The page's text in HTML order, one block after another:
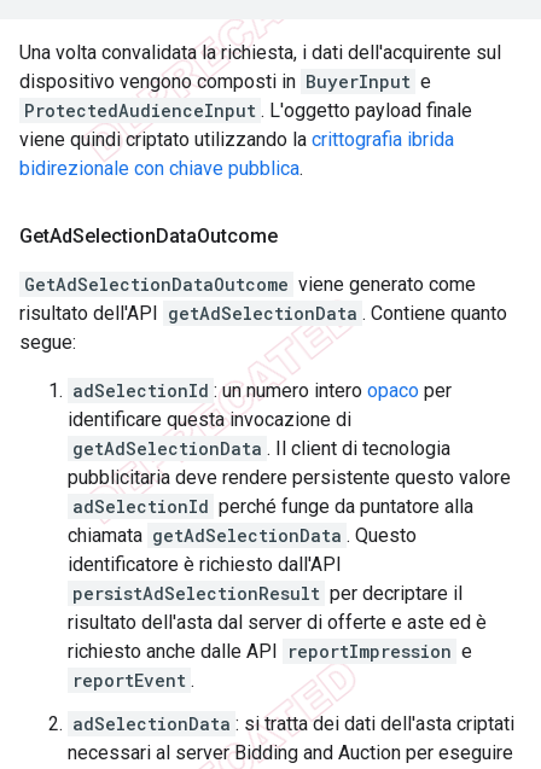
Una volta convalidata la richiesta, i dati dell'acquirente sul
dispositivo vengono composti in BuyerInput e
ProtectedAudienceInput . L'oggetto payload finale
viene quindi criptato utilizzando la crittografia ibrida
bidirezionale con chiave pubblica.
GetAdSelectionDataOutcome
GetAdSelectionDataOutcome viene generato come
risultato dell'API getAdSelectionData . Contiene quanto
segue:
adSelectionId : un numero intero opaco per
identificare questa invocazione di
getAdSelectionData . Il client di tecnologia
pubblicitaria deve rendere persistente questo valore
adSelectionId perché funge da puntatore alla
chiamata getAdSelectionData . Questo
identificatore è richiesto dall'API
persistAdSelectionResult per decriptare il
risultato dell'asta dal server di offerte e aste ed è
richiesto anche dalle API reportImpression e
reportEvent .
adSelectionData : si tratta dei dati dell'asta criptati
necessari al server Bidding and Auction per eseguire